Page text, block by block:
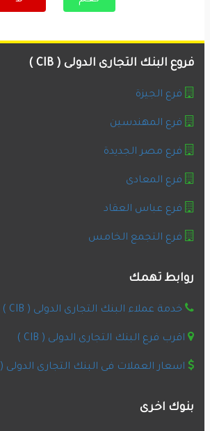
فروع البنك التجارى الدولى ( CIB )
فرع الجيزة
فرع المهندسين
فرع مصر الجديدة
فرع المعادى
فرع عباس العقاد
فرع التجمع الخامس
روابط تهمك
خدمة عملاء البنك التجارى الدولى ( CIB )
اقرب فرع البنك التجارى الدولى ( CIB )
اسعار العملات فى البنك التجارى الدولى ( CIB )
بنوك اخرى